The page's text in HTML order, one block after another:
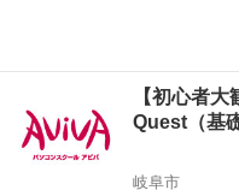
【初心者
Quest（基
岐阜市